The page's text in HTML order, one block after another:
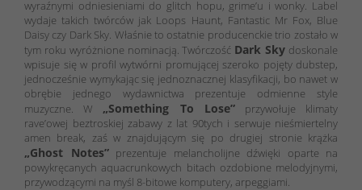
wyraźnymi odniesieniami do glitch hopu, grime’u i wonky. Label
wydaje takich twórców jak Loops Haunt, Fantastic Mr Fox, Blue
Daisy czy Dark Sky. Właśnie to ostatnie producenckie trio zostało w
tym roku wyróżnione nominacją. Twórczość Dark Sky doskonale
wpisuje się w profil wytwórni promującej szeroko pojęty dubstep,
jednocześnie wymykając się jednoznacznej klasyfikacji, bo nawet w
obrębie jednego wydawnictwa prezentuje odmienne style
muzyczne. W „Something To Lose”przywołuje klimaty
rave’owej beztroskiej zabawy z lat 90tych i serwuje nieśmiertelny
amen break, zaś w znajdującym się po drugiej stronie krążka
„Ghost Notes”prezentuje melancholijne dźwięki oparte na
powykręcanych aquacrunkowych bitach ozdobione melodyjnymi,
przywodzącymi na myśl 8-bitowe komputery, arpeggiami.